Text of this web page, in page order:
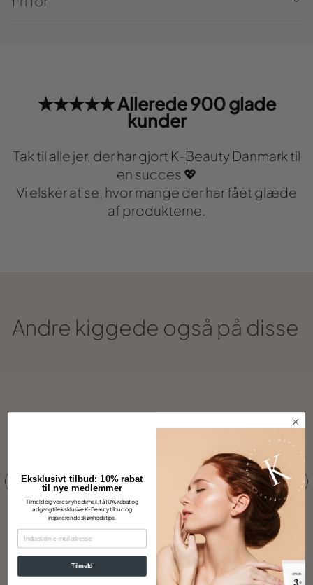
★★★★★ Allerede 900 glade
kunder
Tak til alle jer, der har gjort K-Beauty Danmark til
en succes 💖
Vi elsker at se, hvor mange der har fået glæde
af produkterne.
Andre kiggede også på disse
Eksklusivt tilbud: 10% rabat
til nye medlemmer
Tilmeld dig vores nyhedsmail, få 10% rabat og
adgang til eksklusive K-Beauty tilbud og
inspirerende skønhedstips.
EMAIL
Tilmeld